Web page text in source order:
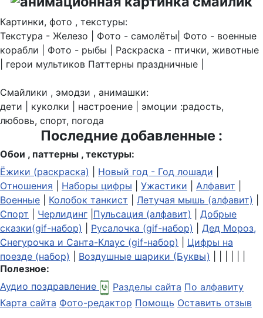
Картинки, фото , текстуры:
Текстура - Железо | Фото - самолёты| Фото - военные
корабли | Фото - рыбы | Раскраска - птички, животные
| герои мультиков Паттерны праздничные |
Смайлики , эмодзи , анимашки:
дети | куколки | настроение | эмоции :радость,
любовь, спорт, погода
Последние добавленные :
Обои , паттерны , текстуры:
Ёжики (раскраска)
Новый год - Год лошади
Отношения
Наборы цифры Ужастики Алфавит
Военные
Колобок танкист Летучая мышь (алфавит)
Спорт
Черлидинг Пульсация (алфавит)
Добрые
сказки(gif-набор)
Русалочка (gif-набор)
Дед Мороз,
Снегурочка и Санта-Клаус (gif-набор)
Цифры на
поезде (набор)
Воздушные шарики (Буквы)
Полезное:
Аудио поздравление
Разделы сайта По алфавиту
Карта сайта Фото-редактор Помощь Оставить отзыв